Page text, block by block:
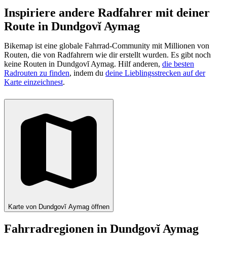
Inspiriere andere Radfahrer mit deiner
Route in Dundgovĭ Aymag
Bikemap ist eine globale Fahrrad-Community mit Millionen von
Routen, die von Radfahrern wie dir erstellt wurden. Es gibt noch
keine Routen in Dundgovĭ Aymag. Hilf anderen, die besten
Radrouten zu finden, indem du deine Lieblingsstrecken auf der
Karte einzeichnest.
Karte von Dundgovĭ Aymag öffnen
Fahrradregionen in Dundgovĭ Aymag